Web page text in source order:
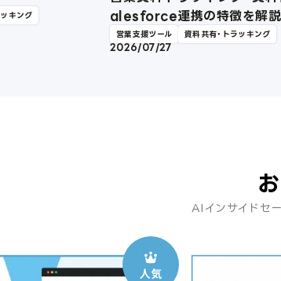
キング
alesforce連携の特徴を解説
営業支援ツール 資料共有・トラッキング
2026/07/27
AIインサイドセ